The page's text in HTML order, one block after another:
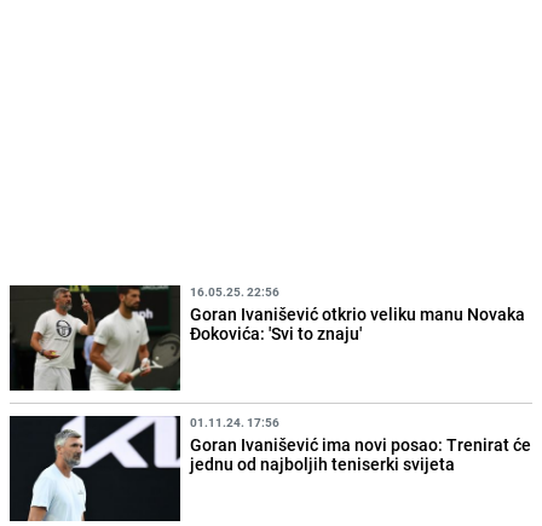
16.05.25. 22:56
Goran Ivanišević otkrio veliku manu Novaka
Đokovića: 'Svi to znaju'
01.11.24. 17:56
Goran Ivanišević ima novi posao: Trenirat će
jednu od najboljih teniserki svijeta